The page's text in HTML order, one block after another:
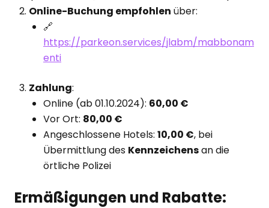
Online-Buchung empfohlen über:
🔗
https://parkeon.services/jlabm/mabbonam
enti
Zahlung:
Online (ab 01.10.2024): 60,00 €
Vor Ort: 80,00 €
Angeschlossene Hotels: 10,00 €, bei
Übermittlung des Kennzeichensan die
örtliche Polizei
Ermäßigungen und Rabatte: